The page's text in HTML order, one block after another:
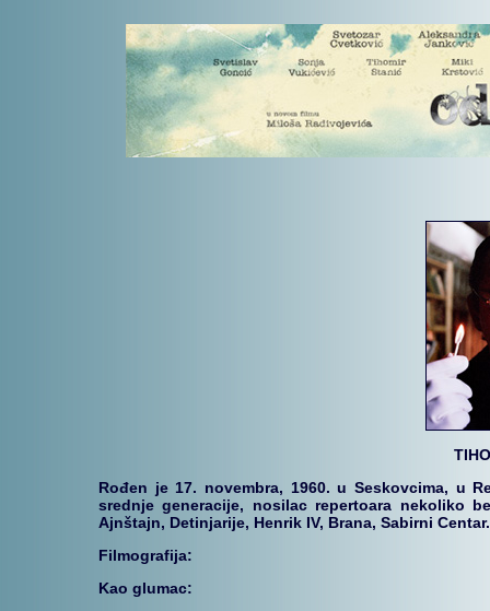
T
Rođen je 17. novembra, 1960. u Seskovcima, u
srednje generacije, nosilac repertoara nekoliko
Ajnštajn, Detinjarije, Henrik IV, Brana, Sabirni
Filmografija:
Kao glumac: